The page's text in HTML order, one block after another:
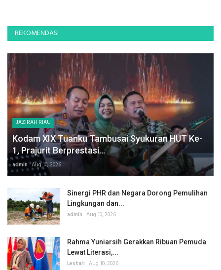
REKOMENDASI
JAZIRAH RIAU
Kodam XIX Tuanku Tambusai Syukuran HUT Ke-
1, Prajurit Berprestasi...
admin Aug 10, 2026
Sinergi PHR dan Negara Dorong Pemulihan
Lingkungan dan...
admin Aug 10, 2026
Rahma Yuniarsih Gerakkan Ribuan Pemuda
Lewat Literasi,...
Lestari Aug 10, 2026